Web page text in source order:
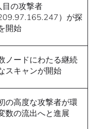
目の攻撃者
209.97.165.247）が探
開始
ノードにわたる継続
スキャンが開始
の高度な攻撃者が環
数の流出へと進展